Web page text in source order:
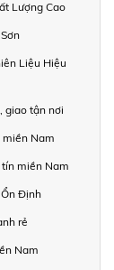
Lượng Cao
Liệu Hiệu
giao tận nơi
miền Nam
miền Nam
Định
rẻ
Nam